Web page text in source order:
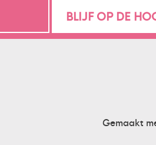
Gemaakt